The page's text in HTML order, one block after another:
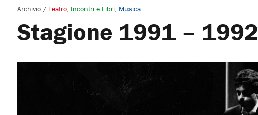
Archivio / Teatro Incontri e Libri Musica
Stagione 1991 – 1992